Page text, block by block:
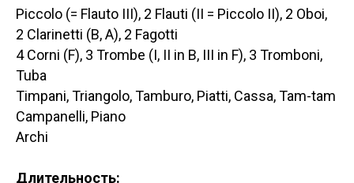
Piccolo (= Flauto III), 2 Flauti (II = Piccolo II), 2 Oboi,
2 Clarinetti (B, A), 2 Fagotti
4 Corni (F), 3 Trombe (I, II in B, III in F), 3 Tromboni,
Tuba
Timpani, Triangolo, Tamburo, Piatti, Cassa, Tam-tam
Campanelli, Piano
Archi
Длительность: